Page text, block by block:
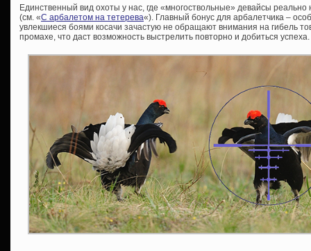
Единственный вид охоты у нас, где «многоствольные» девайсы
(см. «С арбалетом на тетерева«). Главный бонус для арбалетчика –
увлекшиеся боями косачи зачастую не обращают внимания на гибель
промахе, что даст возможность выстрелить повторно и добиться